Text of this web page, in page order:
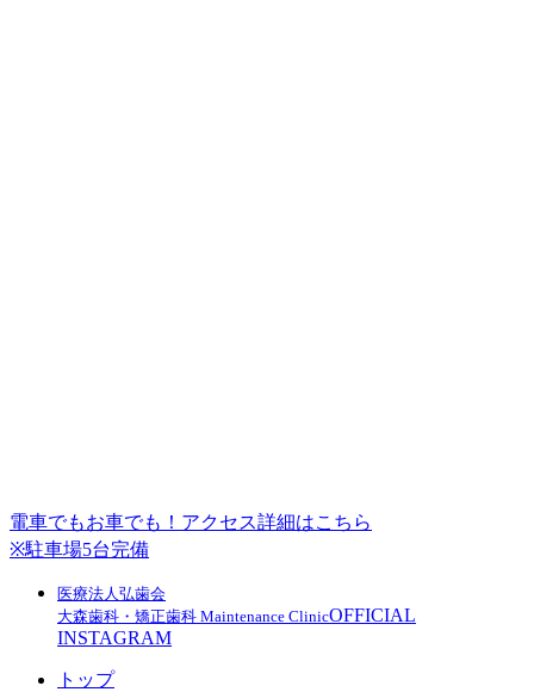
電車でもお車でも！ アクセス詳細はこちら
※駐車場5台完備
医療法人弘歯会
大森歯科・矯正歯科 Maintenance ClinicOFFICIAL
INSTAGRAM
トップ